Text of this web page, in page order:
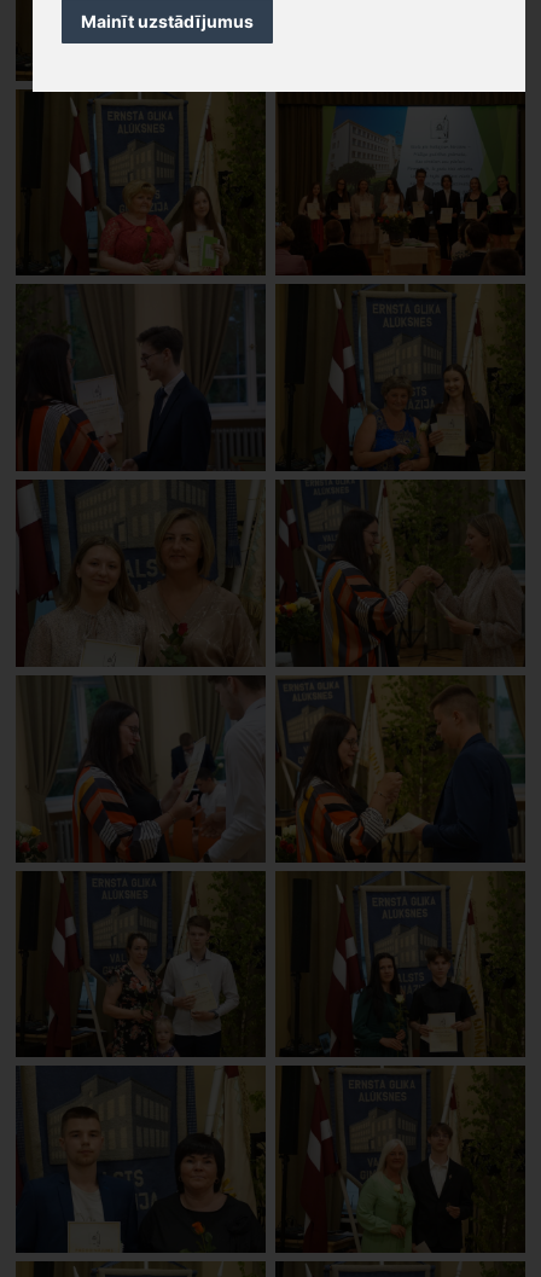
Mainīt uzstādījumus